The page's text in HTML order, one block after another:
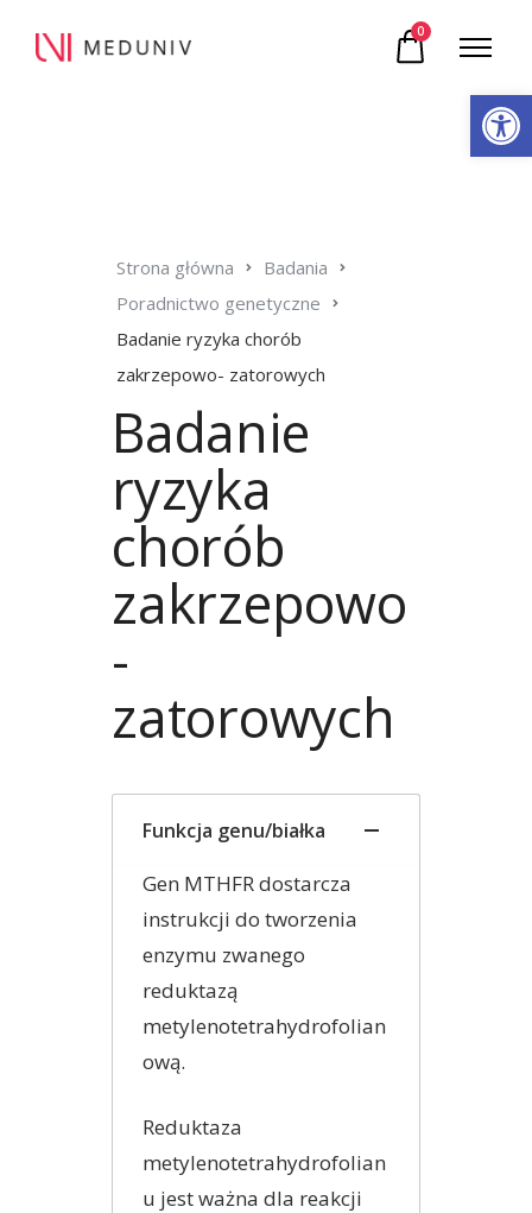
Otwórz pasek narzędzi
0
Strona główna
Badania
Poradnictwo genetyczne
Badanie ryzyka chorób
zakrzepowo- zatorowych
Badanie
ryzyka
chorób
zakrzepowo
-
zatorowych
Funkcja genu/białka
Gen MTHFR dostarcza
instrukcji do tworzenia
enzymu zwanego
reduktazą
metylenotetrahydrofolian
ową.
Reduktaza
metylenotetrahydrofolian
u jest ważna dla reakcji